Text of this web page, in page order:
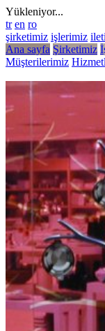
Yükleniyor...
tr en ro
şirketimiz işlerimiz
Ana sayfa Şirketimiz
Müşterilerimiz